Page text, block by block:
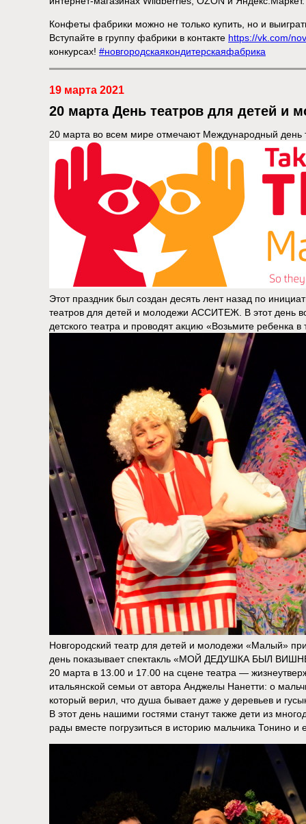
Конфеты фабрики можно не только купить, но и
Вступайте в группу фабрики в контакте https://vk.com/
конкурсах! #новгородскаякондитерскаяфабрика
19 марта 2021
20 марта День театров для детей и
20 марта во всем мире отмечают Международный день
Этот праздник был создан десять лент назад по
театров для детей и молодежи АССИТЕЖ. В этот день
детского театра и проводят акцию «Возьмите ребенка в
Новгородский театр для детей и молодежи «Малый»
день показывает спектакль «МОЙ ДЕДУШКА БЫЛ
20 марта в 13.00 и 17.00 на сцене театра —
итальянской семьи от автора Анджелы Нанетти: о
который верил, что душа бывает даже у деревьев и
В этот день нашими гостями станут также дети из
рады вместе погрузиться в историю мальчика Тонино и